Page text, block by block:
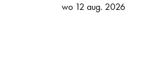
wo 12 aug. 2026